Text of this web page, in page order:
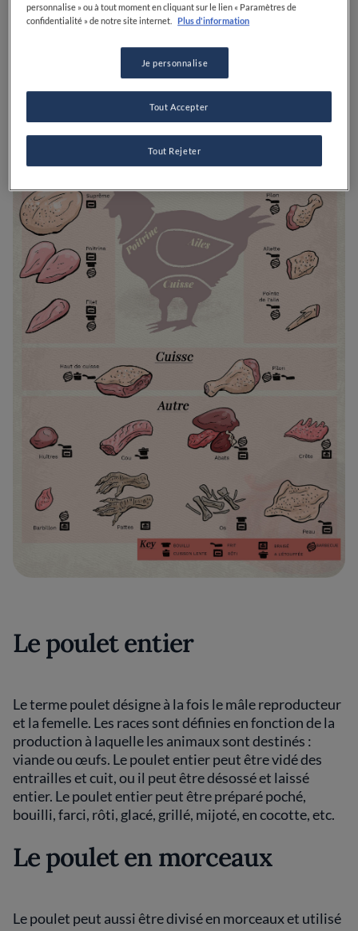
Le poulet entier
Le terme poulet désigne à la fois le mâle reproducteur
et la femelle. Les races sont définies en fonction de la
production à laquelle les animaux sont destinés :
viande ou œufs. Le poulet entier peut être vidé des
entrailles et cuit, ou il peut être désossé et laissé
entier. Le poulet entier peut être préparé poché,
bouilli, farci, rôti, glacé, grillé, mijoté, en cocotte, etc.
Le poulet en morceaux
Le poulet peut aussi être divisé en morceaux et utilisé
personnalise » ou à tout moment en cliquant sur le lien « Paramètres de
confidentialité » de notre site internet.
Plus d'information
Je personnalise
Tout Rejeter
Tout Accepter